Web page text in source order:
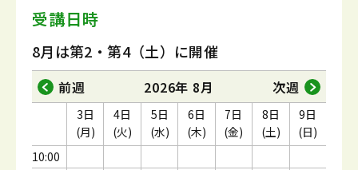
受講日時
8月は第2・第4（土）に開催
前週 2026年 8月 次週
10:00
3日
(月)
4日
(火)
5日
(水)
6日
(木)
7日
(金)
8日
(土)
9日
(日)